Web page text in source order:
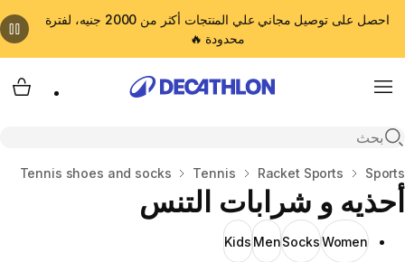
احصل على توصيل مجاني علي المنتجات أكثر من 2000 جنيه، لفترة
محدودة 🔥
Menu
Open search
المنزل
Sports
Racket Sports
Tennis
Tennis shoes and socks
أحذيه و شرابات التنس
Women
Socks
Men
Kids